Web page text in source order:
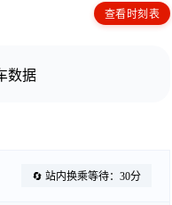
查看时刻表
数据
🔄 站内换乘等待：30分